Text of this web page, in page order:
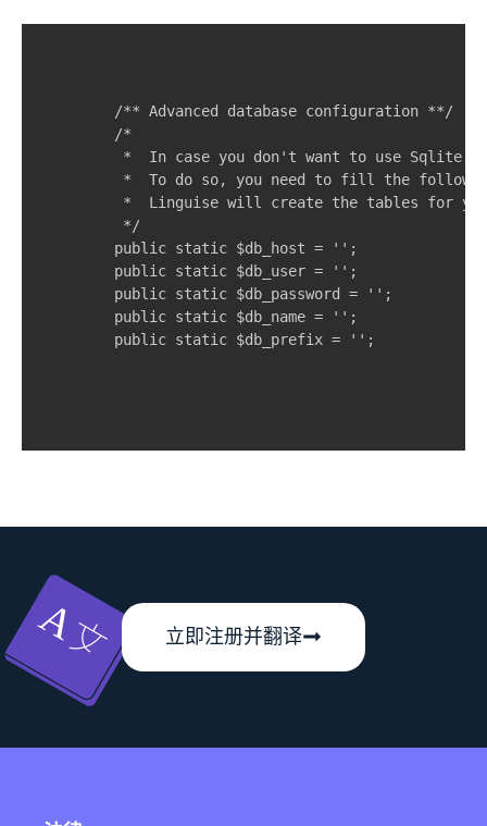
    /** Advanced database configuration **/
    /*
*  In case you don't want to use Sqlite,
*  To do so, you need to fill the
*  Linguise will create the tables for
     */
    public static $db_host = '';
    public static $db_user = '';
    public static $db_password = '';
    public static $db_name = '';
    public static $db_prefix = '';
立即注册并翻译